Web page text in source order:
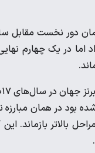
به مراحل بالاتر